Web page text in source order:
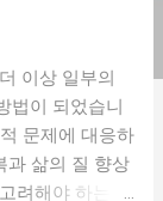
이상 일부의
법이 되었습니
문제에 대응하
과 삶의 질 향상
려해야 하는 대